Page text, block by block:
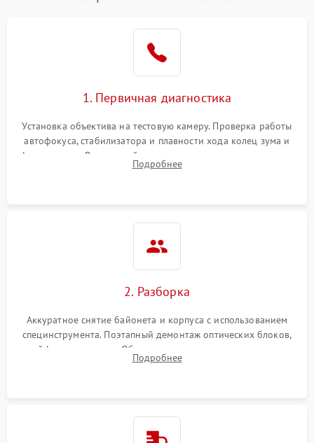
1. Первичная диагностика
Установка объектива на тестовую камеру. Проверка работы
автофокуса, стабилизатора и плавности хода колец зума и
фокусировки. Визуальный осмотр линз на наличие царапин,
грибка, пыли и оценка состояния контактов байонета.
Подробнее
2. Разборка
Аккуратное снятие байонета и корпуса с использованием
специнструмента. Поэтапный демонтаж оптических блоков,
шлейфов и приводов. Обязательная маркировка положения
линзовых групп для сохранения заводской центровки при
Подробнее